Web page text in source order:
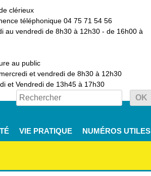
clérieux
téléphonique 04 75 71 54 56
au vendredi de 8h30 à 12h30 - de 16h00 à
au public
et vendredi de 8h30 à 12h30
et Vendredi de 13h45 à 17h30
VIE PRATIQUE NUMÉROS UTILES